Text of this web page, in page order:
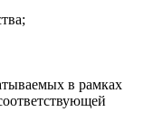
в рамках